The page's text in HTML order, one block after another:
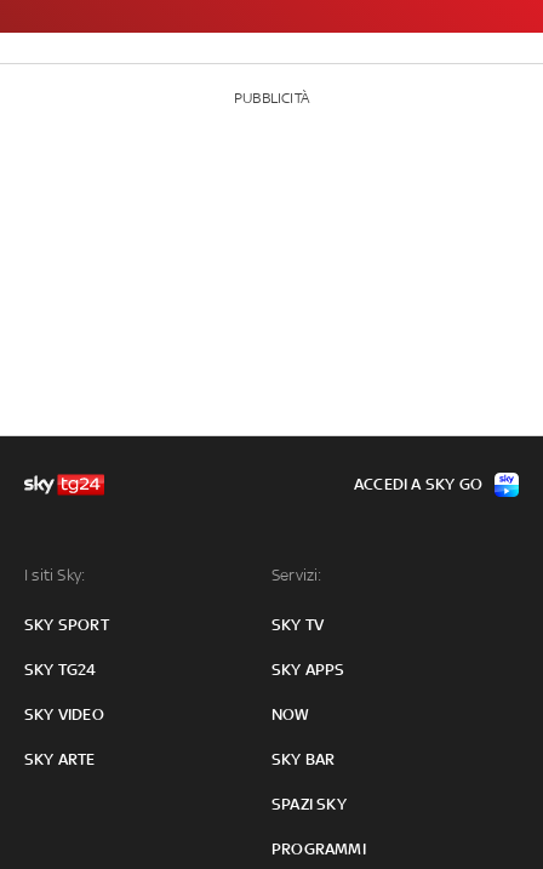
PUBBLICITÀ
I siti Sky:
SKY SPORT
SKY TG24
SKY VIDEO
SKY ARTE
Servizi:
SKY TV
SKY APPS
NOW
SKY BAR
SPAZI SKY
PROGRAMMI
ACCEDI A SKY GO